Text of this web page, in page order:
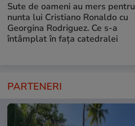
Sute de oameni au mers pentru
nunta lui Cristiano Ronaldo cu
Georgina Rodriguez. Ce s-a
întâmplat în fața catedralei
PARTENERI